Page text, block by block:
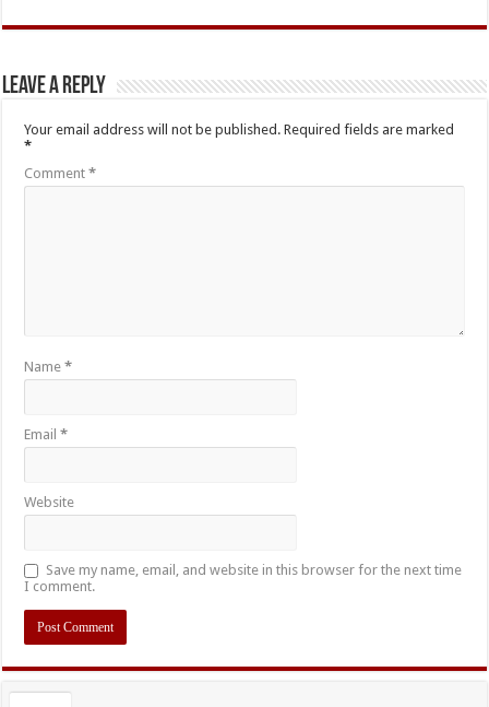
Leave a Reply
Your email address will not be published. Required fields are marked
*
Comment*
Name*
Email*
Website
Save my name, email, and website in this browser for the next time
I comment.